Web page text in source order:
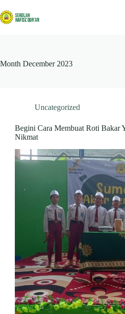
to
content
Month December 2023
Uncategorized
Begini Cara Membuat Roti Bakar
Nikmat